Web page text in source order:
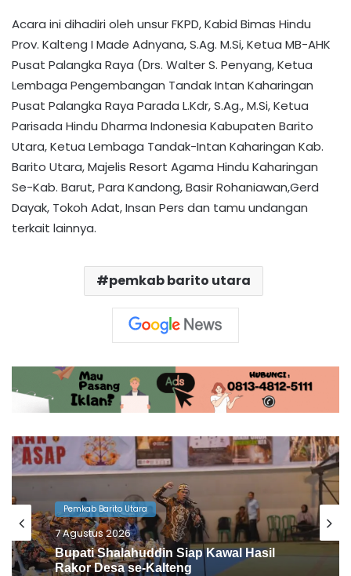
Acara ini dihadiri oleh unsur FKPD, Kabid Bimas Hindu
Prov. Kalteng I Made Adnyana, S.Ag. M.Si, Ketua MB-AHK
Pusat Palangka Raya (Drs. Walter S. Penyang, Ketua
Lembaga Pengembangan Tandak Intan Kaharingan
Pusat Palangka Raya Parada L.Kdr, S.Ag., M.Si, Ketua
Parisada Hindu Dharma Indonesia Kabupaten Barito
Utara, Ketua Lembaga Tandak-Intan Kaharingan Kab.
Barito Utara, Majelis Resort Agama Hindu Kaharingan
Se-Kab. Barut, Para Kandong, Basir Rohaniawan,Gerd
Dayak, Tokoh Adat, Insan Pers dan tamu undangan
terkait lainnya.
pemkab barito utara
Pemkab Barito Utara
6 Agustus 2026
Barito Utara Kaji Tiru Inovasi Unggulan
Pemkab Bantul